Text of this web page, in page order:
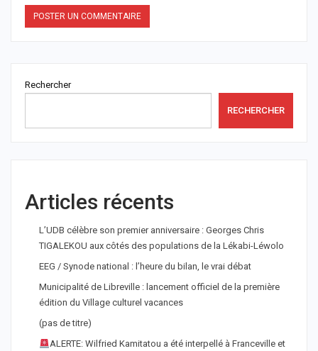
Rechercher
RECHERCHER
Articles récents
L’UDB célèbre son premier anniversaire : Georges Chris
TIGALEKOU aux côtés des populations de la Lékabi-Léwolo
EEG / Synode national : l’heure du bilan, le vrai débat
Municipalité de Libreville : lancement officiel de la première
édition du Village culturel vacances
(pas de titre)
ALERTE: Wilfried Kamitatou a été interpellé à Franceville et